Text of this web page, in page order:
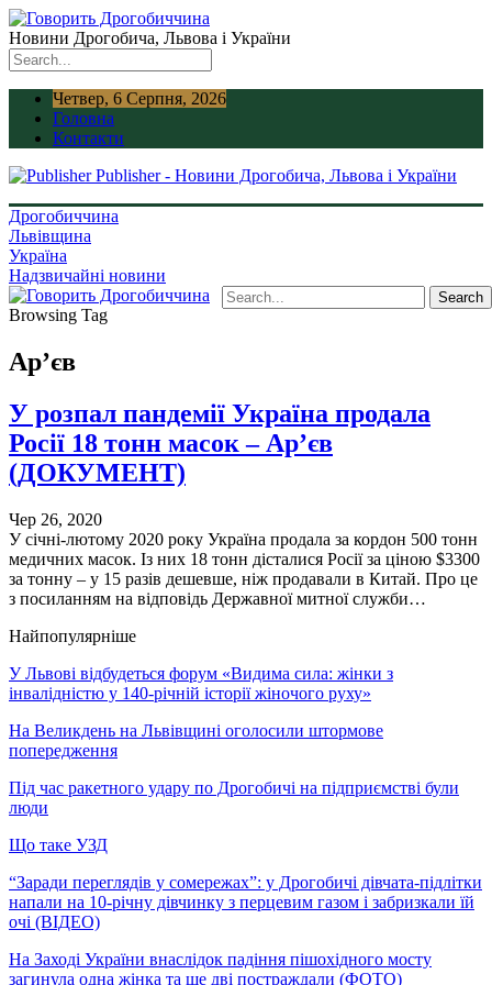
Новини Дрогобича, Львова і України
Четвер, 6 Серпня, 2026
Головна
Контакти
Publisher - Новини Дрогобича, Львова і України
Дрогобиччина
Львівщина
Україна
Надзвичайні новини
Browsing Tag
Ар’єв
У розпал пандемії Україна продала
Росії 18 тонн масок – Ар’єв
(ДОКУМЕНТ)
Чер 26, 2020
У січні-лютому 2020 року Україна продала за кордон 500 тонн
медичних масок. Із них 18 тонн дісталися Росії за ціною $3300
за тонну – у 15 разів дешевше, ніж продавали в Китай. Про це
з посиланням на відповідь Державної митної служби…
Найпопулярніше
У Львові відбудеться форум «Видима сила: жінки з
інвалідністю у 140-річній історії жіночого руху»
На Великдень на Львівщині оголосили штормове
попередження
Під час ракетного удару по Дрогобичі на підприємстві були
люди
Що таке УЗД
“Заради переглядів у сомережах”: у Дрогобичі дівчата-підлітки
напали на 10-річну дівчинку з перцевим газом і забризкали їй
очі (ВІДЕО)
На Заході України внаслідок падіння пішохідного мосту
загинула одна жінка та ще дві постраждали (ФОТО)